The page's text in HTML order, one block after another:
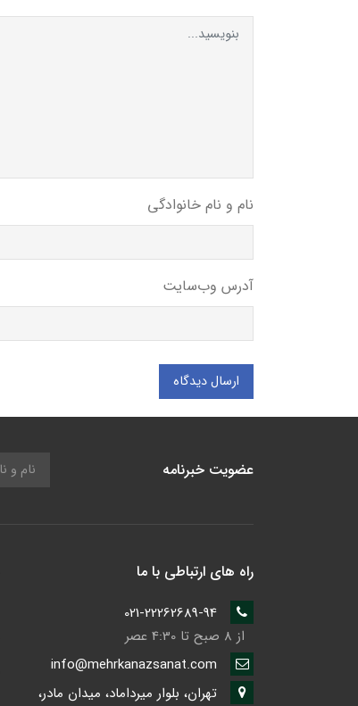
نام و نام خانوادگی
آدرس وب‌سایت
ارسال دیدگاه
عضویت خبرنامه
راه های ارتباطی با ما
از 8 صبح تا 4:30 عصر
تهران، بلوار میرداماد، میدان مادر،